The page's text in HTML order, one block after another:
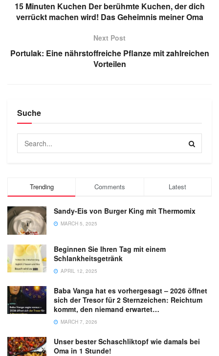
15 Minuten Kuchen Der berühmte Kuchen, der dich
verrückt machen wird! Das Geheimnis meiner Oma
Next Post
Portulak: Eine nährstoffreiche Pflanze mit zahlreichen
Vorteilen
Suche
Trending Comments Latest
Sandy-Eis von Burger King mit Thermomix
MARCH 5, 2025
Beginnen Sie Ihren Tag mit einem
Schlankheitsgetränk
APRIL 12, 2025
Baba Vanga hat es vorhergesagt – 2026 öffnet
sich der Tresor für 2 Sternzeichen: Reichtum
kommt, den niemand erwartet…
MARCH 7, 2026
Unser bester Schaschliktopf wie damals bei
Oma in 1 Stunde!